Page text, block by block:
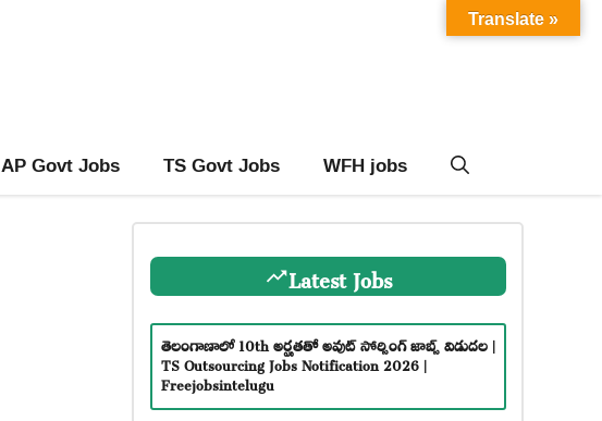
AP Govt Jobs TS Govt Jobs WFH jobs
Latest Jobs
తెలంగాణాలో 10th అర్హతతో అవుట్ సోర్సింగ్ జాబ్స్ విడుదల |
TS Outsourcing Jobs Notification 2026 |
Freejobsintelugu
Translate »